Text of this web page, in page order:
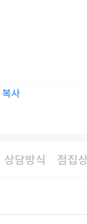
복사
상담방식 점집